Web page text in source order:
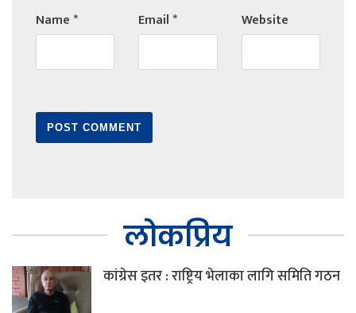
Name* Email* Website
लोकप्रिय
कांग्रेस इतर : राष्ट्रिय भेलाका लागि समिति गठन